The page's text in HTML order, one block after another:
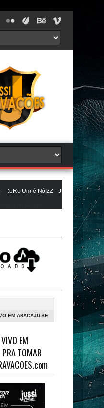
Um é NóIzZ -
BEATS PAREDÃO
EM ARACAJU-SE
EM
TOMAR